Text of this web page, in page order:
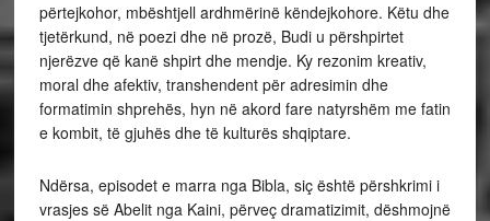
përtejkohor, mbështjell ardhmërinë këndejkohore. Këtu dhe
tjetërkund, në poezi dhe në prozë, Budi u përshpirtet
njerëzve që kanë shpirt dhe mendje. Ky rezonim kreativ,
moral dhe afektiv, transhendent për adresimin dhe
formatimin shprehës, hyn në akord fare natyrshëm me fatin
e kombit, të gjuhës dhe të kulturës shqiptare.
Ndërsa, episodet e marra nga Bibla, siç është përshkrimi i
vrasjes së Abelit nga Kaini, përveç dramatizimit, dëshmojnë